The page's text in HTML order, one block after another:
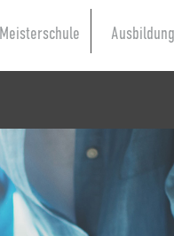
Meisterschule Ausbildung